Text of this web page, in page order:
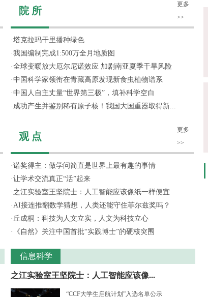
院 所
更多
>>
·塔克拉玛干里播种绿色
·我国编制完成1:500万全月地质图
·全球变暖放大厄尔尼诺效应 加剧南亚夏季干旱风险
·中国科学家领衔在青藏高原发现新食虫植物谱系
·中国人自主丈量“世界第三极”，填补科学空白
· 成功产生并鉴别稀有原子核！我国大国重器取得新...
观 点
更多
>>
·诺奖得主：做学问简直是世界上最有趣的事情
·让学术交流真正“活”起来
· 之江实验室王坚院士：人工智能应该像纸一样便宜
·AI接连推翻数学猜想，人类还能守住菲尔兹奖吗？
· 丘成桐：科技为人文立实，人文为科技立心
·
《自然》关注中国首批“实践博士”的硬核突围
信息科学
之江实验室王坚院士：人工智能应该像...
“CCF大学生启航计划”入选名单公示